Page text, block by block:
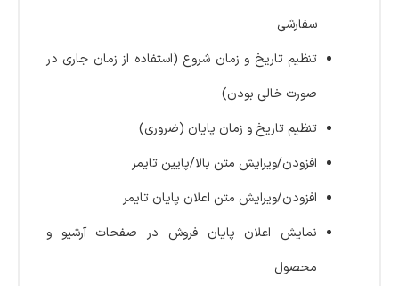
سفارشی
تنظیم تاریخ و زمان شروع (استفاده از زمان جاری در
صورت خالی بودن)
تنظیم تاریخ و زمان پایان (ضروری)
افزودن/ویرایش متن بالا/پایین تایمر
افزودن/ویرایش متن اعلان پایان تایمر
نمایش اعلان پایان فروش در صفحات آرشیو و
محصول